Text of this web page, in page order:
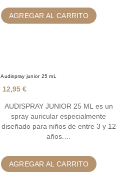
AGREGAR AL CARRITO
Audispray junior 25 mL
12,95 €
AUDISPRAY JUNIOR 25 ML es un
spray auricular especialmente
diseñado para niños de entre 3 y 12
años.…
AGREGAR AL CARRITO